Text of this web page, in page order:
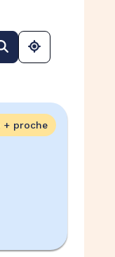
+ proche